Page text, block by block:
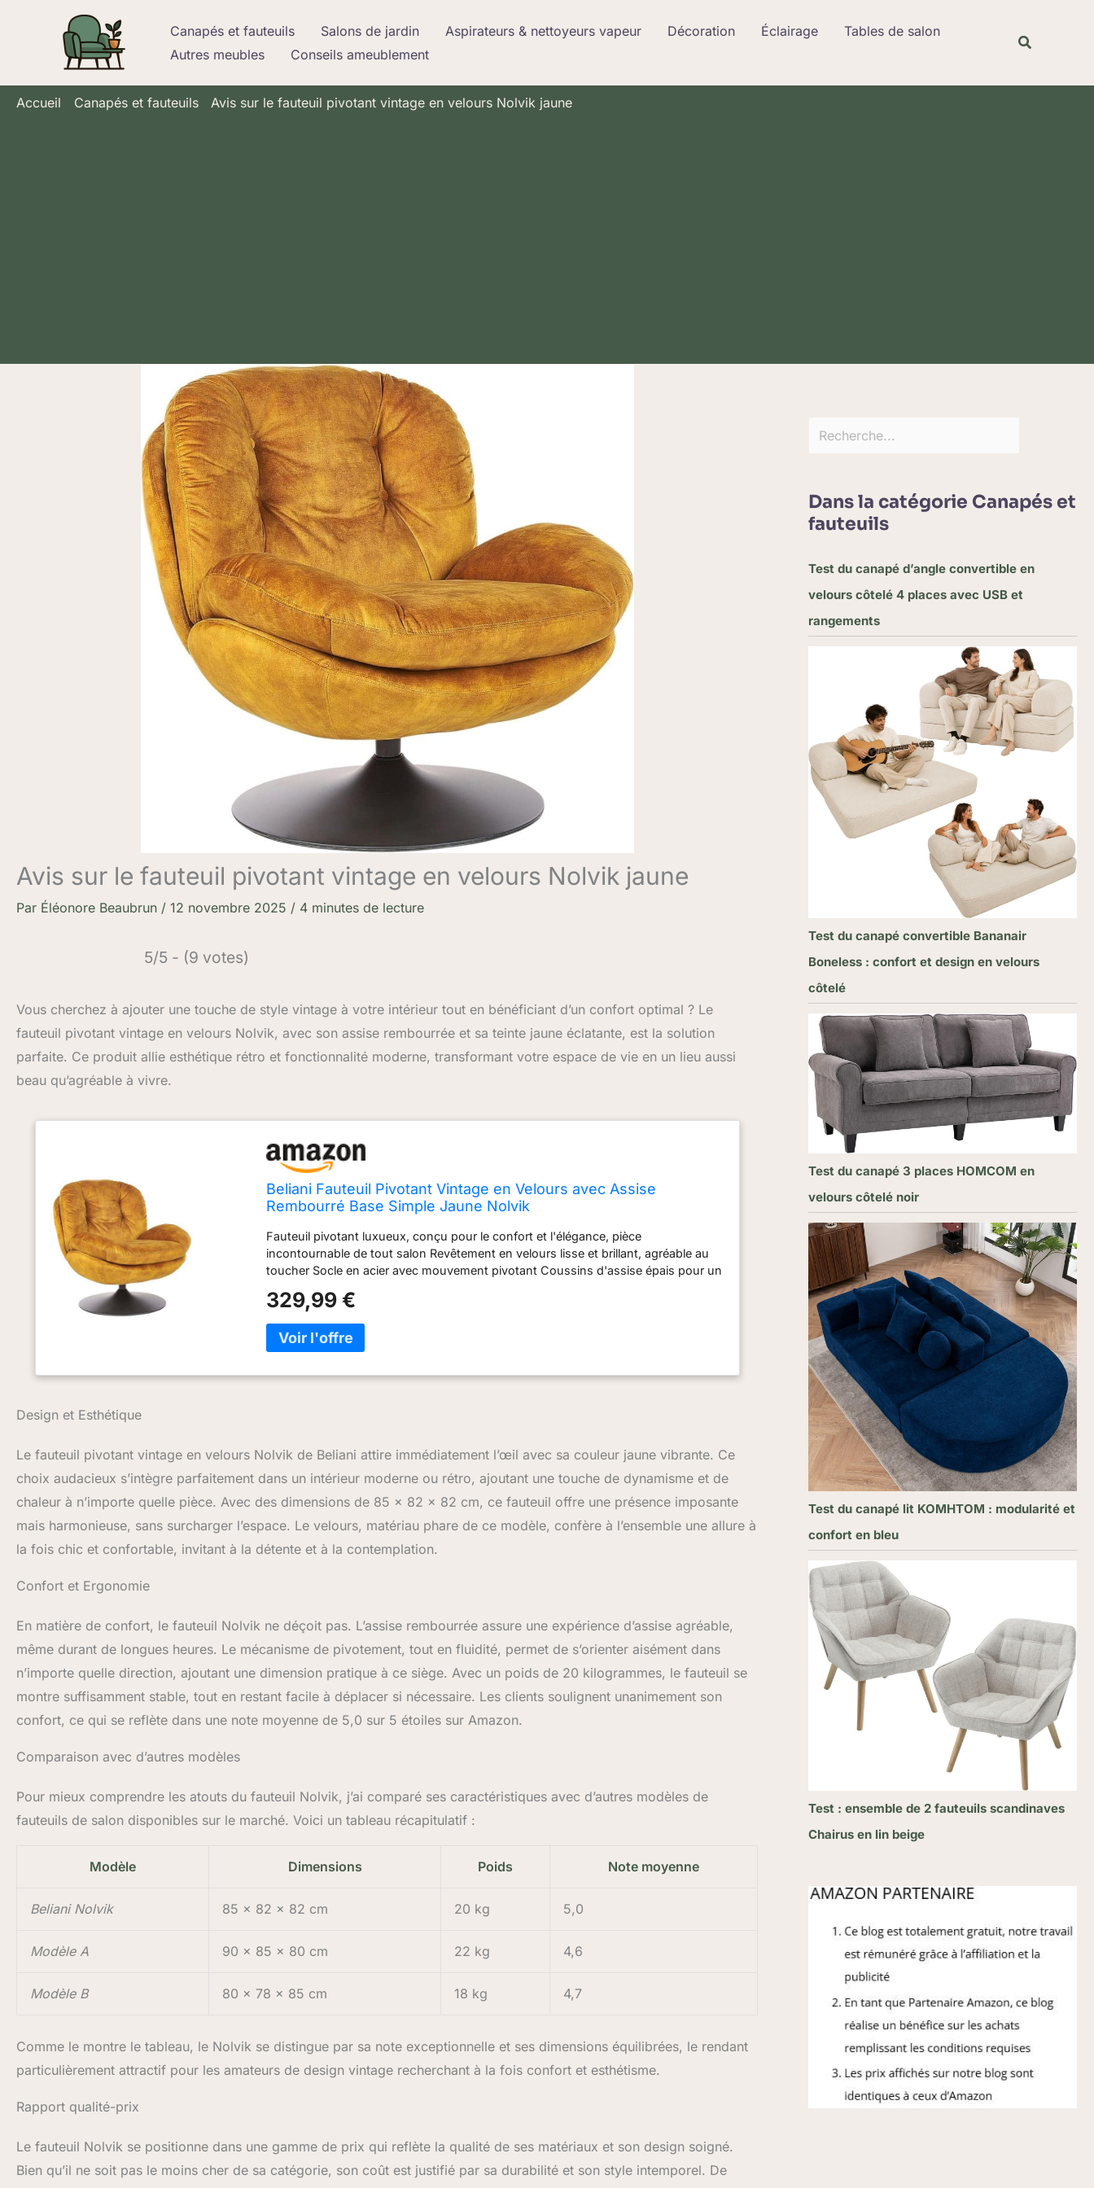
Canapés et fauteuils Salons de jardin Aspirateurs & nettoyeurs vapeur Décoration Éclairage
Tables de salon
Autres meubles
Conseils ameublement
Accueil Canapés et fauteuils Avis sur le fauteuil pivotant vintage en velours Nolvik jaune
Avis sur le fauteuil pivotant vintage en velours Nolvik jaune
Par Éléonore Beaubrun / 12 novembre 2025 / 4 minutes de lecture
5/5 - (9 votes)
Vous cherchez à ajouter une touche de style vintage à votre intérieur tout en bénéficiant d’un confort optimal ? Le
fauteuil pivotant vintage en velours Nolvik, avec son assise rembourrée et sa teinte jaune éclatante, est la solution
parfaite. Ce produit allie esthétique rétro et fonctionnalité moderne, transformant votre espace de vie en un lieu aussi
beau qu’agréable à vivre.
Beliani Fauteuil Pivotant Vintage en Velours avec Assise
Rembourré Base Simple Jaune Nolvik
Fauteuil pivotant luxueux, conçu pour le confort et l'élégance, pièce
incontournable de tout salon Revêtement en velours lisse et brillant, agréable au
toucher Socle en acier avec mouvement pivotant Coussins d'assise épais pour un
329,99 €
Design et Esthétique
Le fauteuil pivotant vintage en velours Nolvik de Beliani attire immédiatement l’œil avec sa couleur jaune vibrante. Ce
choix audacieux s’intègre parfaitement dans un intérieur moderne ou rétro, ajoutant une touche de dynamisme et de
chaleur à n’importe quelle pièce. Avec des dimensions de 85 x 82 x 82 cm, ce fauteuil offre une présence imposante
mais harmonieuse, sans surcharger l’espace. Le velours, matériau phare de ce modèle, confère à l’ensemble une allure à
la fois chic et confortable, invitant à la détente et à la contemplation.
Confort et Ergonomie
En matière de confort, le fauteuil Nolvik ne déçoit pas. L’assise rembourrée assure une expérience d’assise agréable,
même durant de longues heures. Le mécanisme de pivotement, tout en fluidité, permet de s’orienter aisément dans
n’importe quelle direction, ajoutant une dimension pratique à ce siège. Avec un poids de 20 kilogrammes, le fauteuil se
montre suffisamment stable, tout en restant facile à déplacer si nécessaire. Les clients soulignent unanimement son
confort, ce qui se reflète dans une note moyenne de 5,0 sur 5 étoiles sur Amazon.
Comparaison avec d’autres modèles
Pour mieux comprendre les atouts du fauteuil Nolvik, j’ai comparé ses caractéristiques avec d’autres modèles de
fauteuils de salon disponibles sur le marché. Voici un tableau récapitulatif :
Modèle Dimensions Poids Note moyenne
Beliani Nolvik 85 x 82 x 82 cm 20 kg 5,0
Modèle A 90 x 85 x 80 cm 22 kg 4,6
Modèle B 80 x 78 x 85 cm 18 kg 4,7
Comme le montre le tableau, le Nolvik se distingue par sa note exceptionnelle et ses dimensions équilibrées, le rendant
particulièrement attractif pour les amateurs de design vintage recherchant à la fois confort et esthétisme.
Rapport qualité-prix
Le fauteuil Nolvik se positionne dans une gamme de prix qui reflète la qualité de ses matériaux et son design soigné.
Bien qu’il ne soit pas le moins cher de sa catégorie, son coût est justifié par sa durabilité et son style intemporel. De
Dans la catégorie Canapés et
fauteuils
Test du canapé d’angle convertible en
velours côtelé 4 places avec USB et
rangements
Test du canapé convertible Bananair
Boneless : confort et design en velours
côtelé
Test du canapé 3 places HOMCOM en
velours côtelé noir
Test du canapé lit KOMHTOM : modularité et
confort en bleu
Test : ensemble de 2 fauteuils scandinaves
Chairus en lin beige